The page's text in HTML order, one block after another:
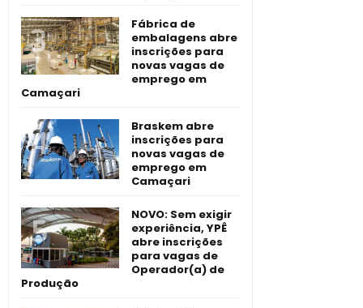
Fábrica de
embalagens abre
inscrições para
novas vagas de
emprego em
Camaçari
Braskem abre
inscrições para
novas vagas de
emprego em
Camaçari
NOVO: Sem exigir
experiência, YPÊ
abre inscrições
para vagas de
Operador(a) de
Produção